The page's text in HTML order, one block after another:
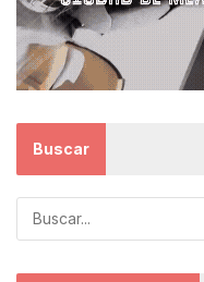
Buscar